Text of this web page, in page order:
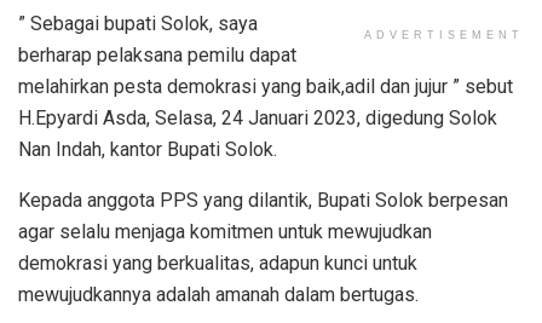
ADVERTISEMENT
” Sebagai bupati Solok, saya
berharap pelaksana pemilu dapat
melahirkan pesta demokrasi yang baik,adil dan jujur ” sebut
H.Epyardi Asda, Selasa, 24 Januari 2023, digedung Solok
Nan Indah, kantor Bupati Solok.
Kepada anggota PPS yang dilantik, Bupati Solok berpesan
agar selalu menjaga komitmen untuk mewujudkan
demokrasi yang berkualitas, adapun kunci untuk
mewujudkannya adalah amanah dalam bertugas.